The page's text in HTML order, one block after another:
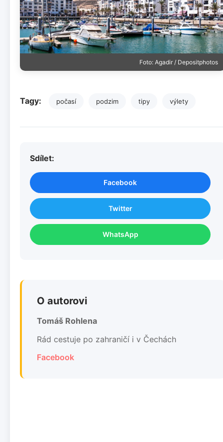
Foto: Agadir / Depositphotos
Tagy: počasí podzim tipy výlety
Sdílet:
Facebook
Twitter
WhatsApp
O autorovi
Tomáš Rohlena
Rád cestuje po zahraničí i v Čechách
Facebook